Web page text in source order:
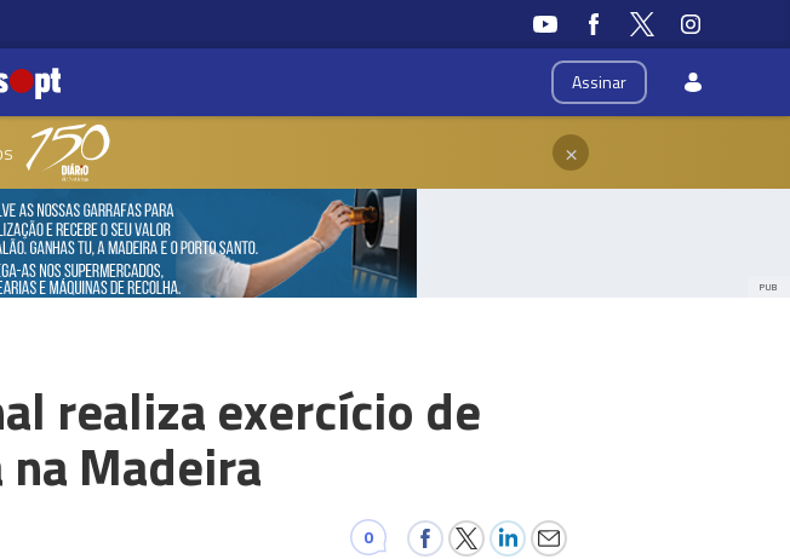
Assinar
×
PUB
realiza exercício de
Madeira
0